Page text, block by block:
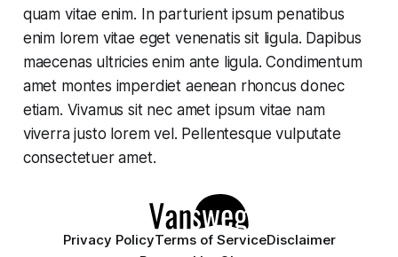
quam vitae enim. In parturient ipsum penatibus
enim lorem vitae eget venenatis sit ligula. Dapibus
maecenas ultricies enim ante ligula. Condimentum
amet montes imperdiet aenean rhoncus donec
etiam. Vivamus sit nec amet ipsum vitae nam
viverra justo lorem vel. Pellentesque vulputate
consectetuer amet.
Privacy PolicyTerms of ServiceDisclaimer